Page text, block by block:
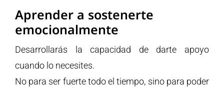
Aprender a sostenerte
emocionalmente
Desarrollarás la capacidad de darte apoyo
cuando lo necesites.
No para ser fuerte todo el tiempo, sino para poder